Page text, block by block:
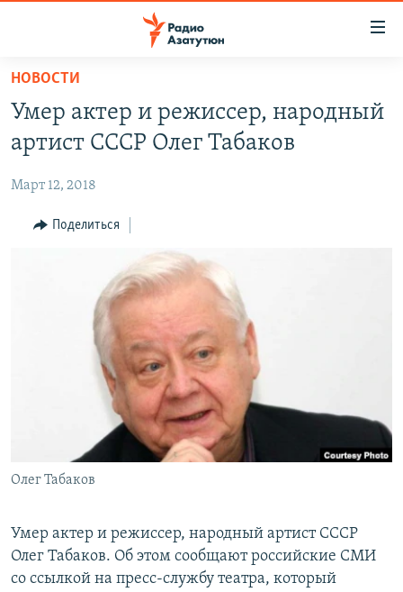
Перейти
основному
содержанию
Перейти
навигации
НОВОСТИ
ПОЛИТИКА
ОБЩЕСТВО
ЭКОНОМИКА
НАГОРНЫЙ КАРАБАХ
Все сайты Радио Азатутюн
НОВОСТИ
Умер актер и режиссер, народный
артист СССР Олег Табаков
Март 12, 2018
Поделиться
Олег Табаков
Умер актер и режиссер, народный артист СССР
Олег Табаков. Об этом сообщают российские СМИ
со ссылкой на пресс-службу театра, который